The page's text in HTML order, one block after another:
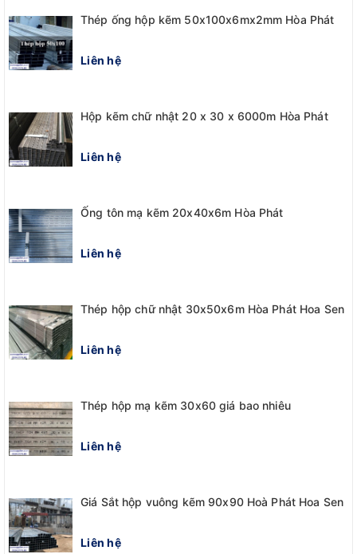
Thép ống hộp kẽm 50x100x6mx2mm Hòa Phát
Liên hệ
Hộp kẽm chữ nhật 20 x 30 x 6000m Hòa Phát
Liên hệ
Ống tôn mạ kẽm 20x40x6m Hòa Phát
Liên hệ
Thép hộp chữ nhật 30x50x6m Hòa Phát Hoa Sen
Liên hệ
Thép hộp mạ kẽm 30x60 giá bao nhiêu
Liên hệ
Giá Sắt hộp vuông kẽm 90x90 Hoà Phát Hoa Sen
Liên hệ